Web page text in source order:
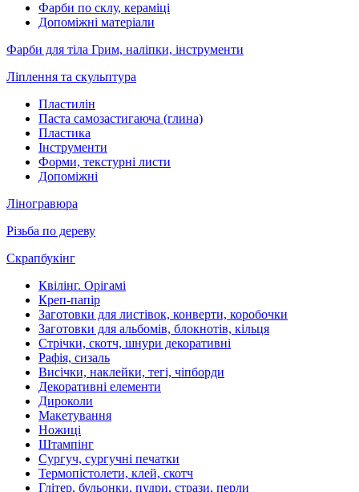
Фарби по склу, кераміці
Допоміжні матеріали
Фарби для тіла Грим, наліпки, інструменти
Ліплення та скульптура
Пластилін
Паста самозастигаюча (глина)
Пластика
Інструменти
Форми, текстурні листи
Допоміжні
Ліногравюра
Різьба по дереву
Скрапбукінг
Квілінг. Орігамі
Креп-папір
Заготовки для листівок, конверти, коробочки
Заготовки для альбомів, блокнотів, кільця
Стрічки, скотч, шнури декоративні
Рафія, сизаль
Висічки, наклейки, тегі, чіпборди
Декоративні елементи
Дироколи
Макетування
Ножиці
Штампінг
Сургуч, сургучні печатки
Термопістолети, клей, скотч
Глітер, бульонки, пудри, стрази, перли